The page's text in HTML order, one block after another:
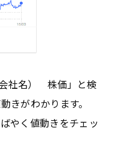
社名） 株価」と検
きがわかります。
やく値動きをチェッ